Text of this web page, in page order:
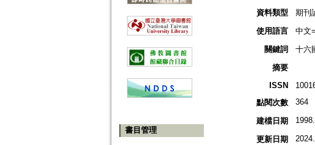
書目管理
資料類型
期刊
使用語言
中文
關鍵詞
十六
摘要
ISSN
點閱次數
364
建檔日期
更新日期